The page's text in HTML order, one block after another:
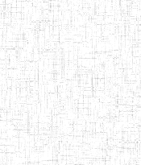
ENIEG Public
ENIET Public